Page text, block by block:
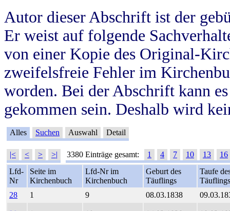
Autor dieser Abschrift ist der
Er weist auf folgende
von einer Kopie des Original-
zweifelsfreie Fehler im
worden. Bei der Abschrift kann
gekommen sein. Deshalb wird
Alles Suchen Auswahl Detail
|< < > >| 3380 Einträge gesamt: 1 4 7 10 13
16
Lfd-
Nr
Seite im
Kirchenbuch
Lfd-Nr im
Kirchenbuch
Geburt des
Täuflings
Taufe
Täuflings
28
1 9 08.03.1838